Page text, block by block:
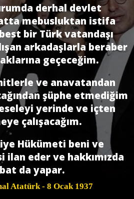
derhal devlet
mebusluktan istifa
bir Türk vatandaşı
arkadaşlarla beraber
geçeceğim.
ve anavatandan
şüphe etmediğim
yerinde ve içten
çalışacağım.
Hükümeti beni ve
ilan eder ve hakkımızda
da yapar.
Atatürk- 8 Ocak 1937